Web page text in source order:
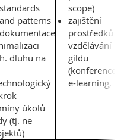
standards
and patterns
dokumentace
dluhu na
úkolů
(tj. ne
scope)
zajištění
prostředků
vzdělávání
gildu
(konference,
e-learning, ...)